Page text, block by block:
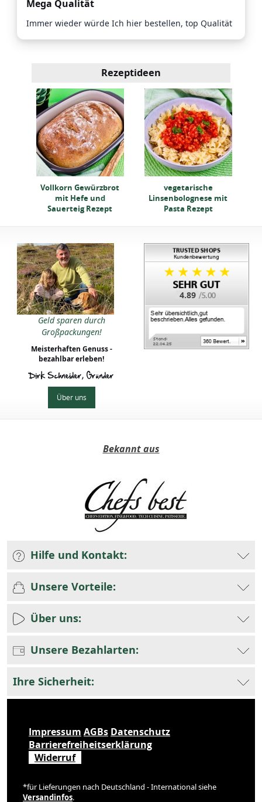
Mega Qualität
Immer wieder würde Ich hier bestellen, top Qualität
Rezeptideen
Vollkorn Gewürzbrot
mit Hefe und
Sauerteig Rezept
vegetarische
Linsenbolognese mit
Pasta Rezept
Geld sparen durch
Großpackungen!
Meisterhaften Genuss -
bezahlbar erleben!
Dirk Schneider, Gründer
Über uns
4.89
Bekannt aus
Hilfe und Kontakt:
Unsere Vorteile:
Über uns:
Unsere Bezahlarten:
Ihre Sicherheit:
Impressum AGBs Datenschutz
Barrierefreiheitserklärung
Widerruf
*für Lieferungen nach Deutschland - International siehe
Versandinfos.